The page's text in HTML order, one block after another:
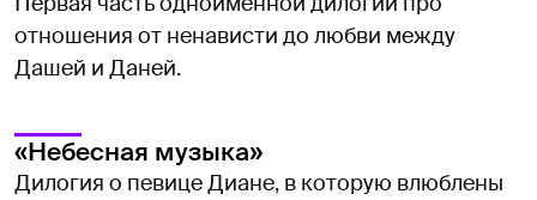
отношения от ненависти до любви между
Дашей и Даней.
«Небесная музыка»
Дилогия о певице Диане, в которую влюблены